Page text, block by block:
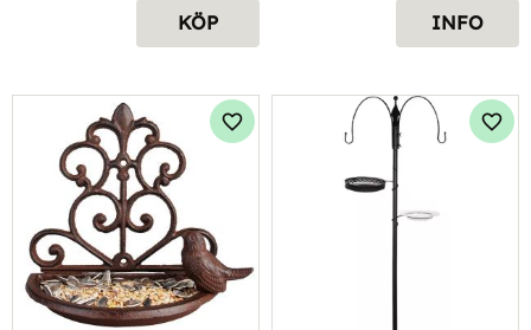
KÖP INFO
Lägg till i favoriter